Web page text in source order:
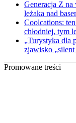
Generacja Z na
leżaka nad
Coolcations:
chłodniej, tym
„Turystyka dla
zjawisko „silent
Promowane treści